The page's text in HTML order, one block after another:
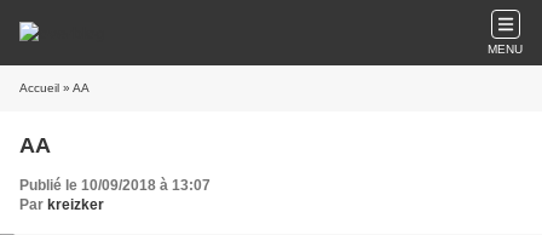
MENU
Accueil » AA
AA
Publié le 10/09/2018 à 13:07
Par kreizker